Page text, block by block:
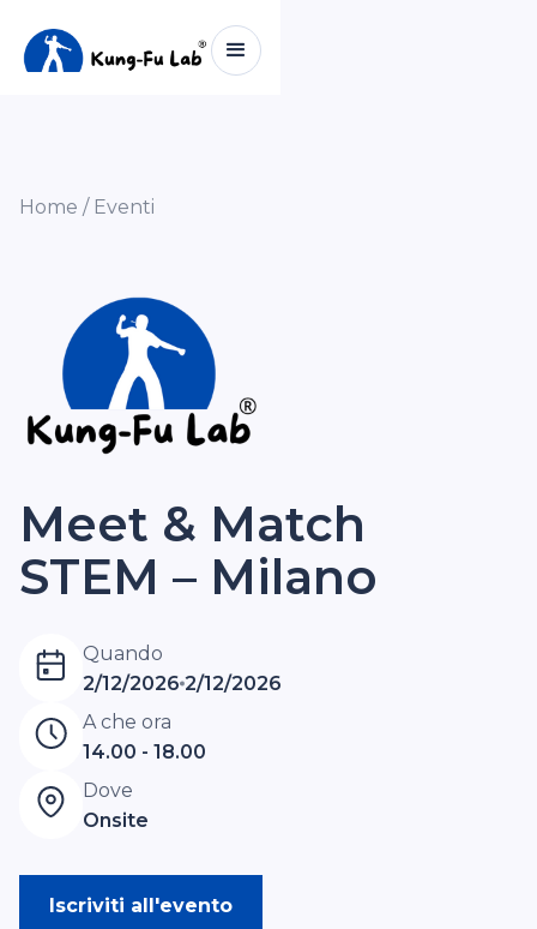
Home / Eventi
Meet & Match
STEM – Milano
Quando
2/12/2026 2/12/2026
A che ora
14.00 - 18.00
Dove
Onsite
Iscriviti all'evento